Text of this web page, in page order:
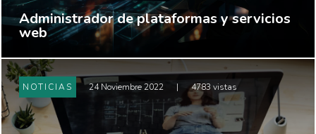
Administrador de plataformas y servicios
web
NOTICIAS 24 Noviembre 2022 | 4783 vistas